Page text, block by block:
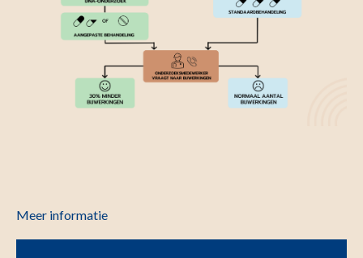
Meer informatie